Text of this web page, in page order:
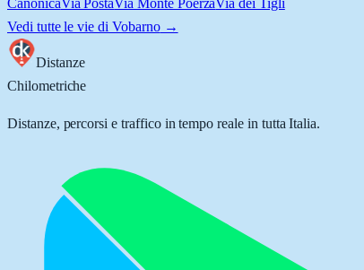
CanonicaVia PostaVia Monte PoerzaVia dei Tigli
Vedi tutte le vie di Vobarno→
Distanze
Chilometriche
Distanze, percorsi e traffico in tempo reale in tutta Italia.